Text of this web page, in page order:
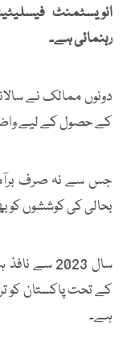
انویسٹمنٹ
رہنمائی ہے۔
کے حصول کے لیے
جس سے نہ صرف
بحالی کی کوششوں کو
سال 2023
کے تحت پاکستان کو
ہے۔